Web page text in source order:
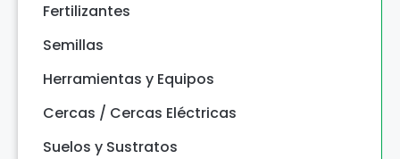
Fertilizantes
Semillas
Herramientas y Equipos
Cercas / Cercas Eléctricas
Suelos y Sustratos